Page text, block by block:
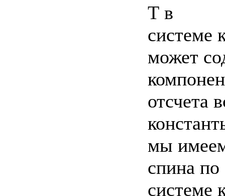
Т в
системе
может
отсчета
мы
спина
системе